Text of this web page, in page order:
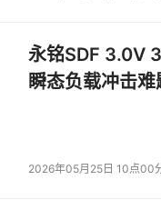
永铭SDF 3.0V
瞬态负载冲击难
2026年05月25日 10点00